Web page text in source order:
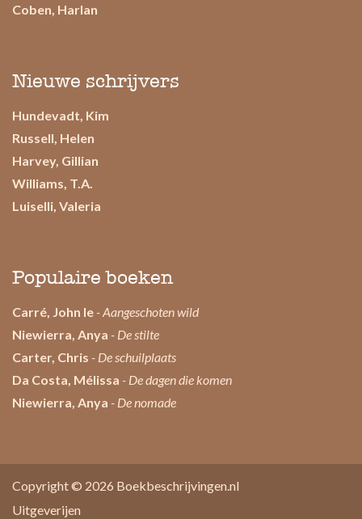
Coben, Harlan
Nieuwe schrijvers
Hundevadt, Kim
Russell, Helen
Harvey, Gillian
Williams, T.A.
Luiselli, Valeria
Populaire boeken
Carré, John le - Aangeschoten wild
Niewierra, Anya - De stilte
Carter, Chris - De schuilplaats
Da Costa, Mélissa - De dagen die komen
Niewierra, Anya - De nomade
Copyright © 2026 Boekbeschrijvingen.nl
Uitgeverijen